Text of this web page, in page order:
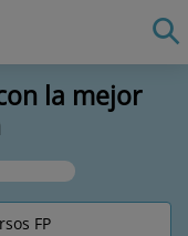
la mejor
FP